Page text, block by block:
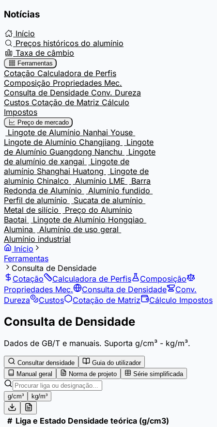
Notícias
Início
Preços históricos do alumínio
Taxa de câmbio
Ferramentas
Cotação Calculadora de Perfis
Composição Propriedades Mec.
Consulta de Densidade Conv. Dureza
Custos Cotação de Matriz Cálculo
Impostos
Preço de mercado
Lingote de Alumínio Nanhai Youse
Lingote de Alumínio Changjiang
Lingote
de Alumínio Guangdong Nanchu
Lingote
de alumínio de xangai
Lingote de
alumínio Shanghai Huatong
Lingote de
alumínio Chinalco
Alumínio LME
Barra
Redonda de Alumínio
Alumínio fundido
Perfil de alumínio
Sucata de alumínio
Metal de silício
Preço do Alumínio
Baotai
Lingote de Alumínio Hongqiao
Alumina
Alumínio de uso geral
Alumínio industrial
Início
Ferramentas
Consulta de Densidade
Cotação
Calculadora de Perfis
Composição
Propriedades Mec.
Consulta de Densidade
Conv.
Dureza
Custos Cotação de Matriz Cálculo Impostos
Consulta de Densidade
Dados de GB/T e manuais. Suporta g/cm³ - kg/m³.
Consultar densidade
Guia do utilizador
Manual geral
Norma de projeto Série simplificada
g/cm³ kg/m³
# Liga e Estado Densidade teórica (g/cm3)